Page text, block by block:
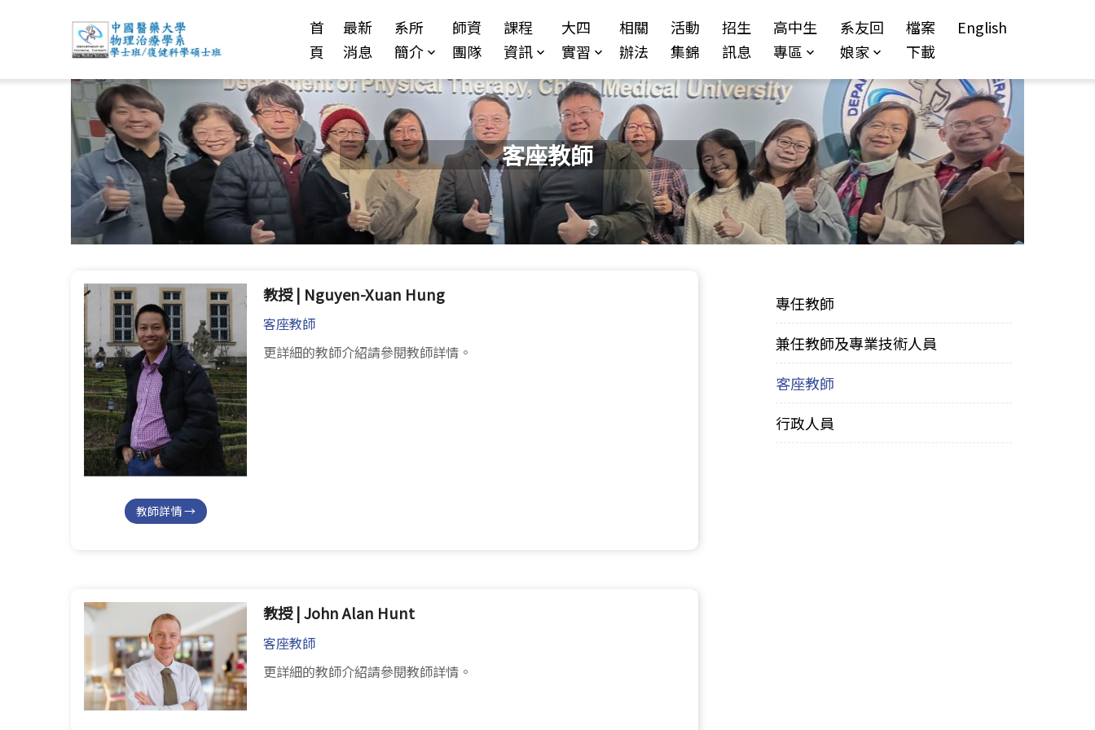
首
頁
最新
消息
系所
簡介
師資
團隊
課程
資訊
大四
實習
相關
辦法
活動
集錦
招生
訊息
高中生
專區
系友回
娘家
檔案
下載
English
客座教師
教師詳情 →
教授 | Nguyen-Xuan Hung
客座教師
更詳細的教師介紹請參閱教師詳情。
教授 | John Alan Hunt
客座教師
更詳細的教師介紹請參閱教師詳情。
專任教師
兼任教師及專業技術人員
客座教師
行政人員